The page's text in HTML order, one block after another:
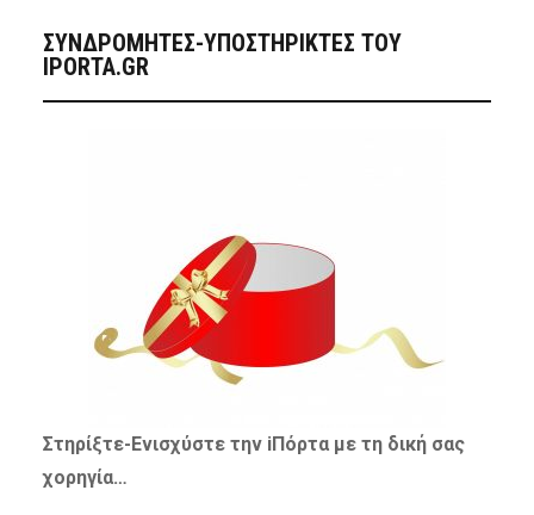
ΣΥΝΔΡΟΜΗΤΈΣ-ΥΠΟΣΤΗΡΙΚΤΈΣ ΤΟΥ
IPORTA.GR
Στηρίξτε-Ενισχύστετην iΠόρτα με τη δική σας
χορηγία…